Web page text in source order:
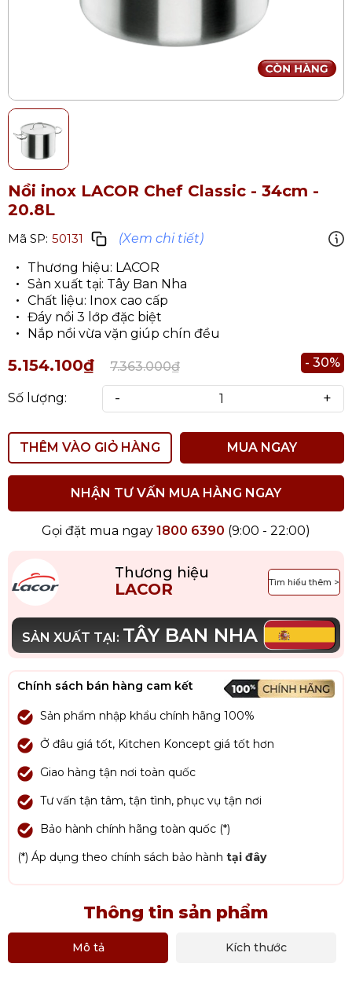
Nồi inox LACOR Chef Classic - 34cm -
20.8L
Mã SP: 50131
(Xem chi tiết)
Thương hiệu: LACOR
Sản xuất tại: Tây Ban Nha
Chất liệu: Inox cao cấp
Đáy nồi 3 lớp đặc biệt
Nắp nồi vừa vặn giúp chín đều
5.154.100₫ 7.363.000₫ - 30%
Số lượng: - +
THÊM VÀO GIỎ HÀNG MUA NGAY
NHẬN TƯ VẤN MUA HÀNG NGAY
Gọi đặt mua ngay 1800 6390 (9:00 - 22:00)
Thương hiệu
LACOR Tìm hiểu thêm >
SẢN XUẤT TẠI: TÂY BAN NHA
Chính sách bán hàng cam kết
Sản phẩm nhập khẩu chính hãng 100%
Ở đâu giá tốt, Kitchen Koncept giá tốt hơn
Giao hàng tận nơi toàn quốc
Tư vấn tận tâm, tận tình, phục vụ tận nơi
Bảo hành chính hãng toàn quốc (*)
(*) Áp dụng theo chính sách bảo hành tại đây
Thông tin sản phẩm
Mô tả Kích thước